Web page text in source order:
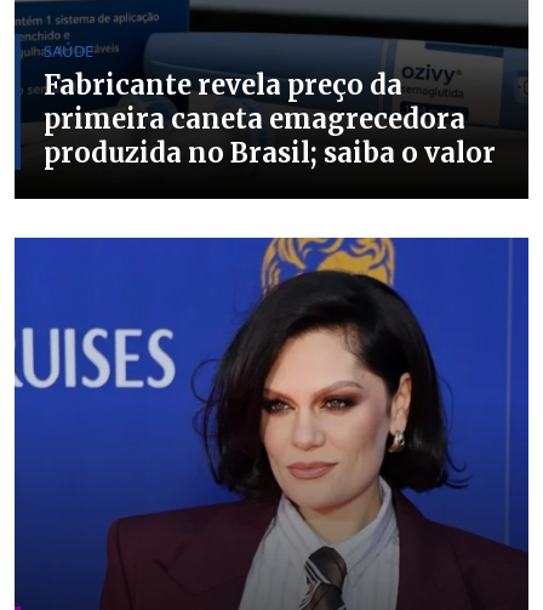
SAÚDE
Fabricante revela preço da
primeira caneta emagrecedora
produzida no Brasil; saiba o valor